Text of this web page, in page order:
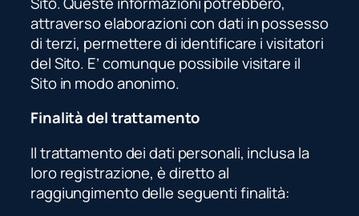
attraverso elaborazioni con dati in possesso
di terzi, permettere di identificare i visitatori
del Sito. E’ comunque possibile visitare il
Sito in modo anonimo.
Finalità del trattamento
Il trattamento dei dati personali, inclusa la
loro registrazione, è diretto al
raggiungimento delle seguenti finalità: